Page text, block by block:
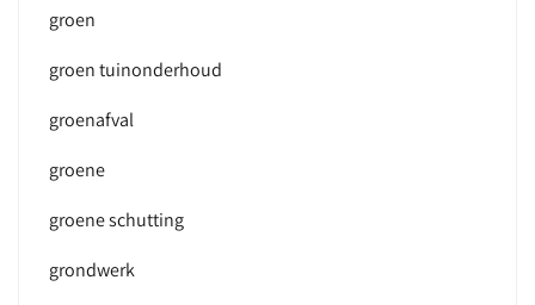
groen
groen tuinonderhoud
groenafval
groene
groene schutting
grondwerk